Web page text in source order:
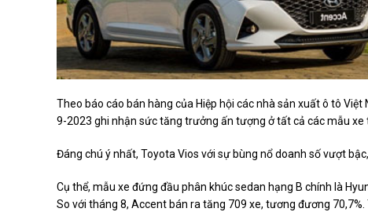
Theo báo cáo bán hàng của Hiệp hội các nhà sản xuất ô tô
9-2023 ghi nhận sức tăng trưởng ấn tượng ở tất cả các mẫu xe
Đáng chú ý nhất, Toyota Vios với sự bùng nổ doanh số vượt
Cụ thể, mẫu xe đứng đầu phân khúc sedan hạng B chính là
So với tháng 8, Accent bán ra tăng 709 xe, tương đương